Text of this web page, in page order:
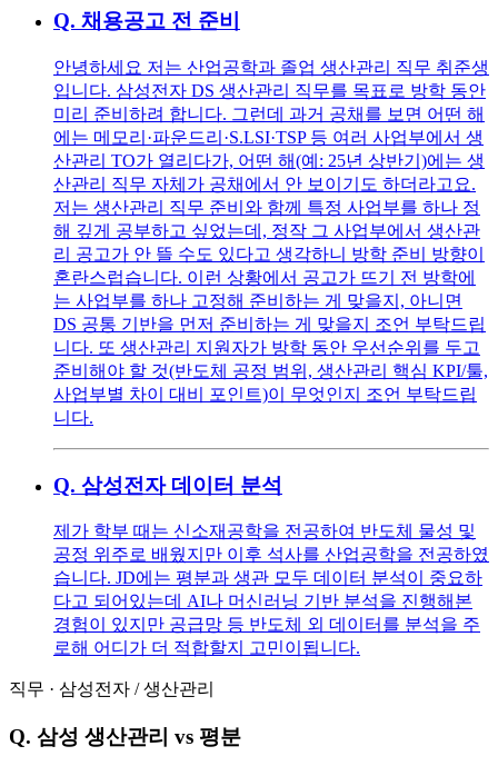
Q. 채용공고 전 준비
안녕하세요 저는 산업공학과 졸업 생산관리 직무 취준생
입니다. 삼성전자 DS 생산관리 직무를 목표로 방학 동안
미리 준비하려 합니다. 그런데 과거 공채를 보면 어떤 해
에는 메모리·파운드리·S.LSI·TSP 등 여러 사업부에서 생
산관리 TO가 열리다가, 어떤 해(예: 25년 상반기)에는 생
산관리 직무 자체가 공채에서 안 보이기도 하더라고요.
저는 생산관리 직무 준비와 함께 특정 사업부를 하나 정
해 깊게 공부하고 싶었는데, 정작 그 사업부에서 생산관
리 공고가 안 뜰 수도 있다고 생각하니 방학 준비 방향이
혼란스럽습니다. 이런 상황에서 공고가 뜨기 전 방학에
는 사업부를 하나 고정해 준비하는 게 맞을지, 아니면
DS 공통 기반을 먼저 준비하는 게 맞을지 조언 부탁드립
니다. 또 생산관리 지원자가 방학 동안 우선순위를 두고
준비해야 할 것(반도체 공정 범위, 생산관리 핵심 KPI/툴,
사업부별 차이 대비 포인트)이 무엇인지 조언 부탁드립
니다.
Q. 삼성전자 데이터 분석
제가 학부 때는 신소재공학을 전공하여 반도체 물성 및
공정 위주로 배웠지만 이후 석사를 산업공학을 전공하였
습니다. JD에는 평분과 생관 모두 데이터 분석이 중요하
다고 되어있는데 AI나 머신러닝 기반 분석을 진행해본
경험이 있지만 공급망 등 반도체 외 데이터를 분석을 주
로해 어디가 더 적합할지 고민이됩니다.
직무 · 삼성전자 /생산관리
Q. 삼성 생산관리 vs 평분